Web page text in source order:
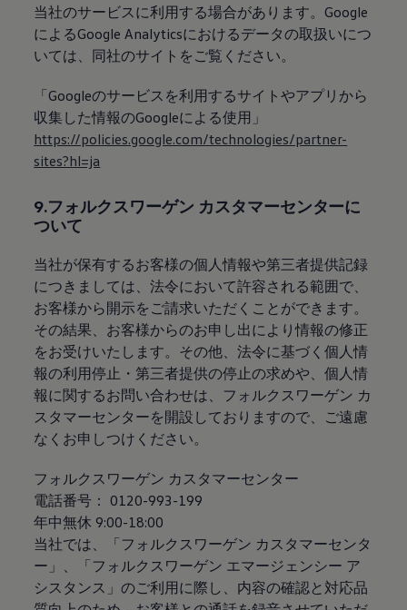
当社のサービスに利用する場合があります。Google
によるGoogle Analyticsにおけるデータの取扱いにつ
いては、同社のサイトをご覧ください。
「Googleのサービスを利用するサイトやアプリから
収集した情報のGoogleによる使用」
https://policies.google.com/technologies/partner-
sites?hl=ja
9.フォルクスワーゲン カスタマーセンターに
ついて
当社が保有するお客様の個人情報や第三者提供記録
につきましては、法令において許容される範囲で、
お客様から開示をご請求いただくことができます。
その結果、お客様からのお申し出により情報の修正
をお受けいたします。その他、法令に基づく個人情
報の利用停止・第三者提供の停止の求めや、個人情
報に関するお問い合わせは、フォルクスワーゲン カ
スタマーセンターを開設しておりますので、ご遠慮
なくお申しつけください。
フォルクスワーゲン カスタマーセンター
電話番号： 0120-993-199
年中無休 9:00-18:00
当社では、「フォルクスワーゲン カスタマーセンタ
ー」、「フォルクスワーゲン エマージェンシー ア
シスタンス」のご利用に際し、内容の確認と対応品